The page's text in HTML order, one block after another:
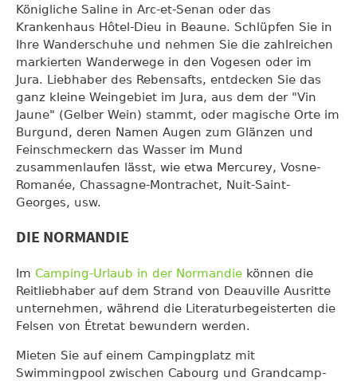
Königliche Saline in Arc-et-Senan oder das
Krankenhaus Hôtel-Dieu in Beaune. Schlüpfen Sie in
Ihre Wanderschuhe und nehmen Sie die zahlreichen
markierten Wanderwege in den Vogesen oder im
Jura. Liebhaber des Rebensafts, entdecken Sie das
ganz kleine Weingebiet im Jura, aus dem der "Vin
Jaune" (Gelber Wein) stammt, oder magische Orte im
Burgund, deren Namen Augen zum Glänzen und
Feinschmeckern das Wasser im Mund
zusammenlaufen lässt, wie etwa Mercurey, Vosne-
Romanée, Chassagne-Montrachet, Nuit-Saint-
Georges, usw.
DIE NORMANDIE
Im Camping-Urlaub in der Normandie können die
Reitliebhaber auf dem Strand von Deauville Ausritte
unternehmen, während die Literaturbegeisterten die
Felsen von Étretat bewundern werden.
Mieten Sie auf einem Campingplatz mit
Swimmingpool zwischen Cabourg und Grandcamp-